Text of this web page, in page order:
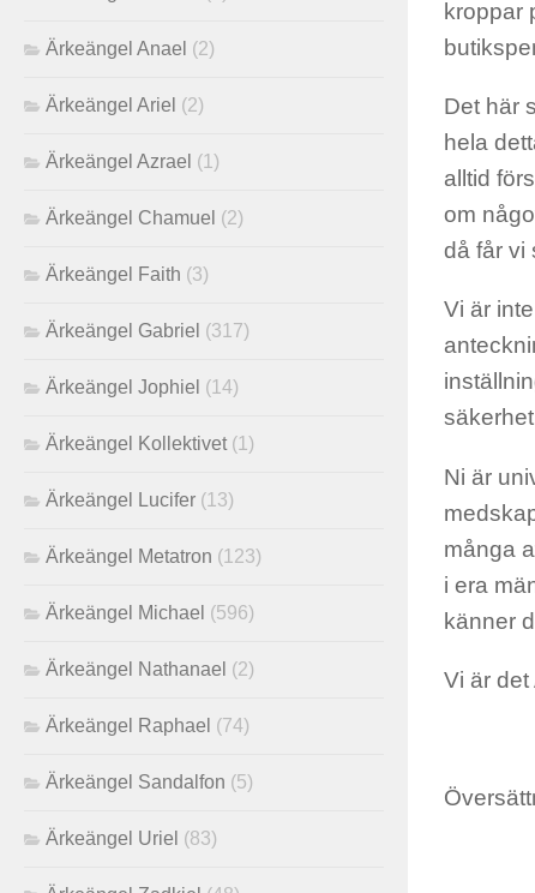
kroppar
Det här
hela
alltid
om
då får vi
Vi är
Ni är
många
i era
känner
Vi är det
Ärkeängel Anael (2)
Ärkeängel Ariel (2)
Ärkeängel Azrael (1)
Ärkeängel Chamuel (2)
Ärkeängel Faith (3)
Ärkeängel Gabriel (317)
Ärkeängel Jophiel (14)
Ärkeängel Kollektivet (1)
Ärkeängel Lucifer (13)
Ärkeängel Metatron (123)
Ärkeängel Michael (596)
Ärkeängel Nathanael (2)
Ärkeängel Raphael (74)
Ärkeängel Sandalfon (5)
Ärkeängel Uriel (83)